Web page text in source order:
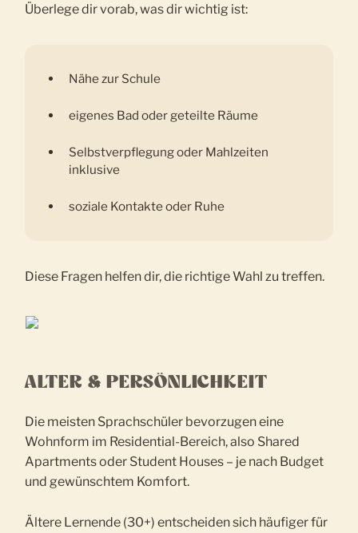
Überlege dir vorab, was dir wichtig ist:
Nähe zur Schule
eigenes Bad oder geteilte Räume
Selbstverpflegung oder Mahlzeiten
inklusive
soziale Kontakte oder Ruhe
Diese Fragen helfen dir, die richtige Wahl zu treffen.
ALTER & PERSÖNLICHKEIT
Die meisten Sprachschüler bevorzugen eine
Wohnform im Residential-Bereich, also Shared
Apartments oder Student Houses – je nach Budget
und gewünschtem Komfort.
Ältere Lernende (30+) entscheiden sich häufiger für